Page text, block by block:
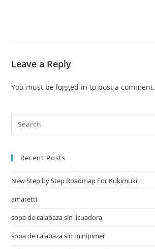
Leave a Reply
You must be logged in to post a comment.
Recent Posts
New Step by Step Roadmap For Kukimuki
amaretti
sopa de calabaza sin licuadora
sopa de calabaza sin minipimer